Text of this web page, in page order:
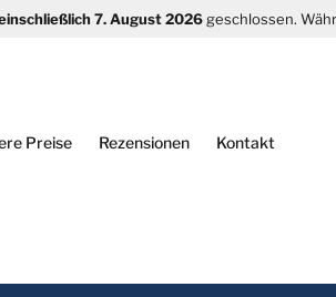
7. August 2026 geschlossen.
Preise Rezensionen Kontakt